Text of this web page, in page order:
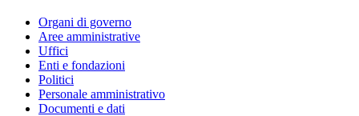
Organi di governo
Aree amministrative
Uffici
Enti e fondazioni
Politici
Personale amministrativo
Documenti e dati